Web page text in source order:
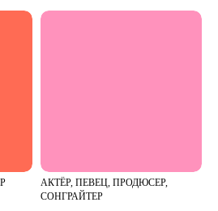
АКТЁР, ПЕВЕЦ, ПРОДЮСЕР,
СОНГРАЙТЕР